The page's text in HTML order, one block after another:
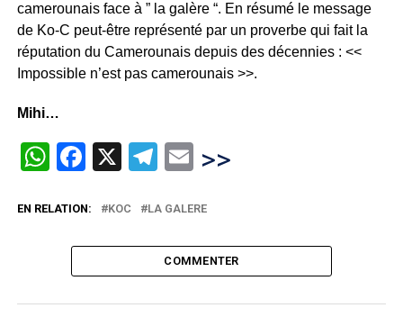
camerounais face à ” la galère “. En résumé le message
de Ko-C peut-être représenté par un proverbe qui fait la
réputation du Camerounais depuis des décennies : <<
Impossible n’est pas camerounais >>.
Mihi…
WhatsApp
Facebook
X Telegram
Email
>>
EN RELATION: KOC LA GALERE
COMMENTER